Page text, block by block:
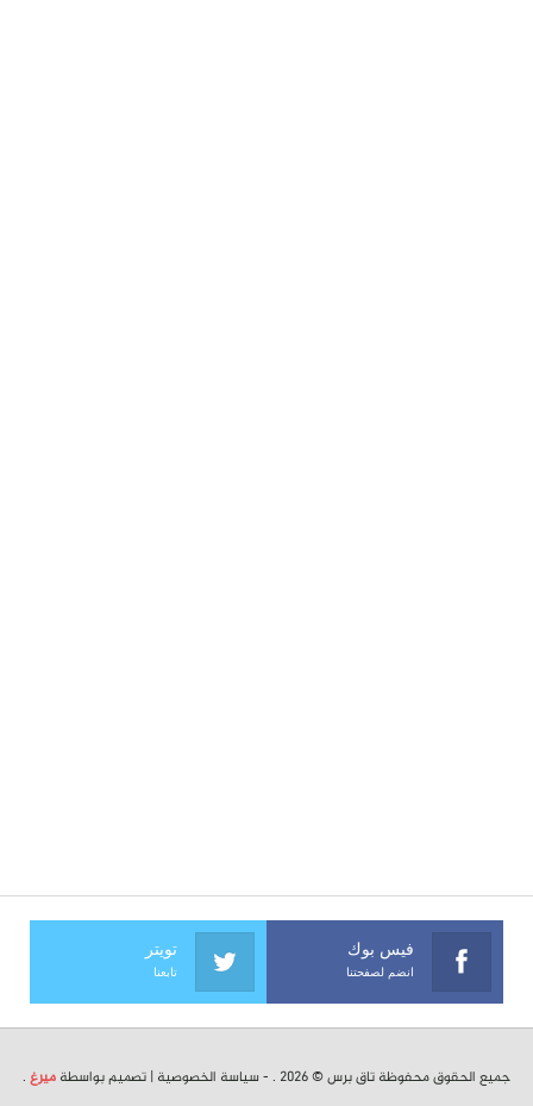
فيس بوك
انضم لصفحتنا
تويتر
تابعنا
جميع الحقوق محفوظة تاق برس © 2026 . - سياسة الخصوصية | تصميم بواسطة ميرغ .